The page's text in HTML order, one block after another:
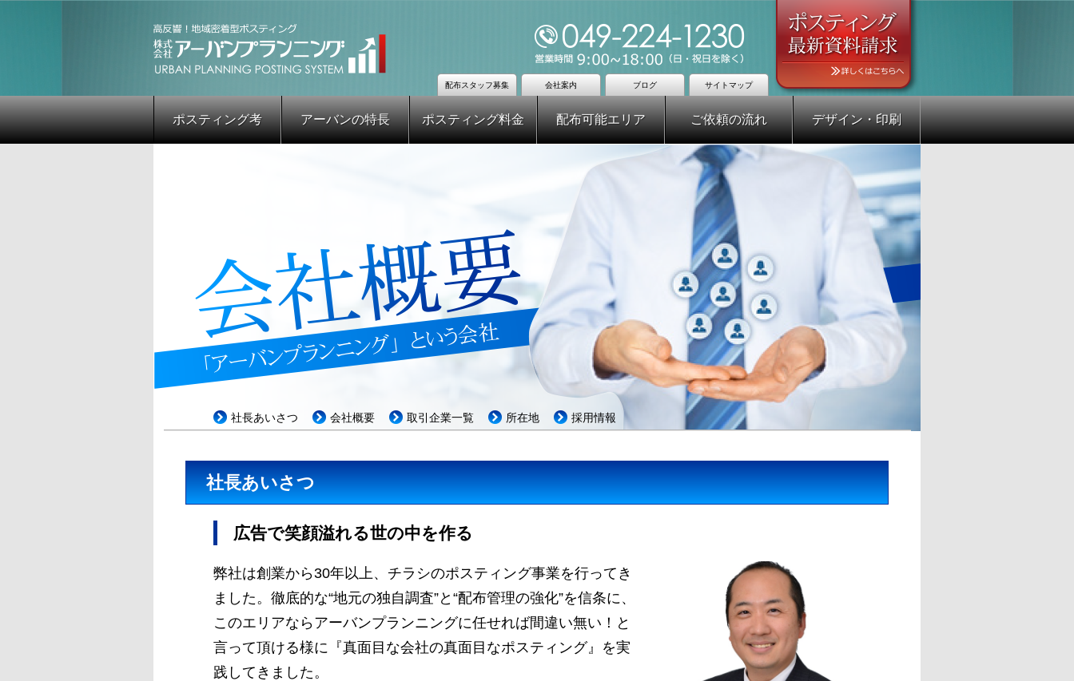
ポスティング考 アーバンの特長 ポスティング料金 配布可能エリア ご依頼の流れ デザイン・印刷
配布スタッフ募集 会社案内 ブログ サイトマップ
社長あいさつ 会社概要 取引企業一覧 所在地 採用情報
社長あいさつ
広告で笑顔溢れる世の中を作る
弊社は創業から30年以上、チラシのポスティング事業を行ってき
ました。徹底的な“地元の独自調査”と“配布管理の強化”を信条に、
このエリアならアーバンプランニングに任せれば間違い無い！と
言って頂ける様に『真面目な会社の真面目なポスティング』を実
践してきました。